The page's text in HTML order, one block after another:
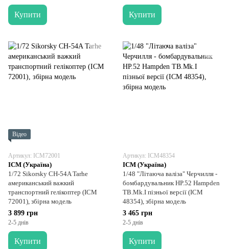
Купити Купити
Відео
Артикул: ICM72001
ICM (Україна)
1/72 Sikorsky CH-54A Tarhe
американський важкий
транспортний гелікоптер (ICM
72001), збірна модель
3 899 грн
2-5 днів
Купити
Артикул: ICM48354
ICM (Україна)
1/48 "Літаюча валіза" Черчилля -
бомбардувальник HP.52 Hampden
TB.Mk.I пізньої версії (ICM
48354), збірна модель
3 465 грн
2-5 днів
Купити